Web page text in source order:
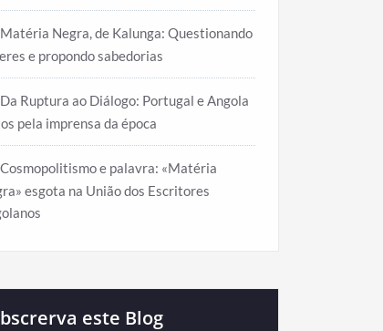
Matéria Negra, de Kalunga: Questionando
e propondo sabedorias
Da Ruptura ao Diálogo: Portugal e Angola
pela imprensa da época
Cosmopolitismo e palavra: «Matéria
esgota na União dos Escritores
este Blog